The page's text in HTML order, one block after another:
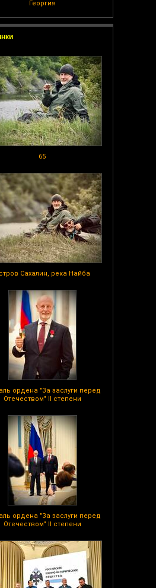
Георгия
65
Сахалин, река Найба
ордена "За заслуги перед
Отечеством" II степени
ордена "За заслуги перед
Отечеством" II степени